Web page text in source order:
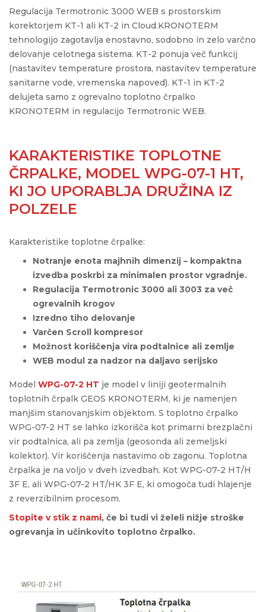
Regulacija Termotronic 3000 WEB s prostorskim
korektorjem KT-1 ali KT-2 in Cloud.KRONOTERM
tehnologijo zagotavlja enostavno, sodobno in zelo varčno
delovanje celotnega sistema. KT-2 ponuja več funkcij
(nastavitev temperature prostora, nastavitev temperature
sanitarne vode, vremenska napoved). KT-1 in KT-2
delujeta samo z ogrevalno toplotno črpalko
KRONOTERM in regulacijo Termotronic WEB.
KARAKTERISTIKE TOPLOTNE
ČRPALKE, MODEL WPG-07-1 HT,
KI JO UPORABLJA DRUŽINA IZ
POLZELE
Karakteristike toplotne črpalke:
Notranje enota majhnih dimenzij – kompaktna
izvedba poskrbi za minimalen prostor vgradnje.
Regulacija Termotronic 3000 ali 3003 za več
ogrevalnih krogov
Izredno tiho delovanje
Varčen Scroll kompresor
Možnost koriščenja vira podtalnice ali zemlje
WEB modul za nadzor na daljavo serijsko
Model WPG-07-2 HT je model v liniji geotermalnih
toplotnih črpalk GEOS KRONOTERM, ki je namenjen
manjšim stanovanjskim objektom. S toplotno črpalko
WPG-07-2 HT se lahko izkorišča kot primarni brezplačni
vir podtalnica, ali pa zemlja (geosonda ali zemeljski
kolektor). Vir koriščenja nastavimo ob zagonu. Toplotna
črpalka je na voljo v dveh izvedbah. Kot WPG-07-2 HT/H
3F E, ali WPG-07-2 HT/HK 3F E, ki omogoča tudi hlajenje
z reverzibilnim procesom.
Stopite v stik z nami, če bi tudi vi želeli nižje stroške
ogrevanja in učinkovito toplotno črpalko.